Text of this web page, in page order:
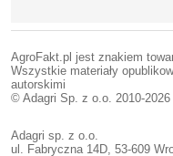
AgroFakt.pl jest znakiem
Wszystkie materiały
autorskimi
© Adagri Sp. z o.o. 2010-
Adagri sp. z o.o.
ul. Fabryczna 14D, 53-609